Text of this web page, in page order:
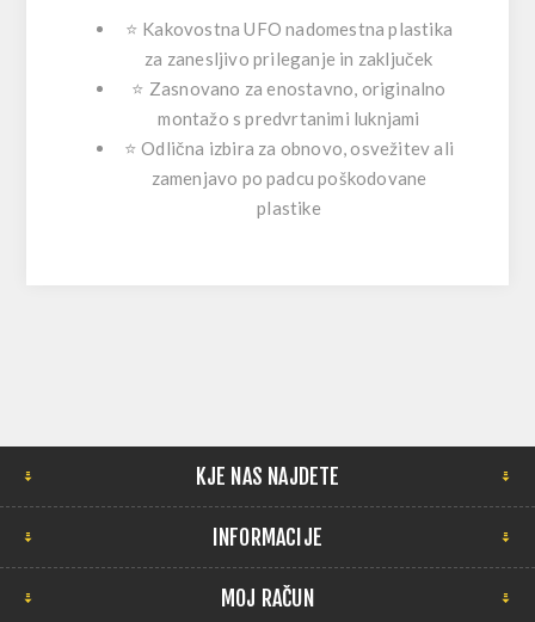
⭐ Kakovostna UFO nadomestna plastika
za zanesljivo prileganje in zaključek
⭐ Zasnovano za enostavno, originalno
montažo s predvrtanimi luknjami
⭐ Odlična izbira za obnovo, osvežitev ali
zamenjavo po padcu poškodovane
plastike
KJE NAS NAJDETE
INFORMACIJE
MOJ RAČUN